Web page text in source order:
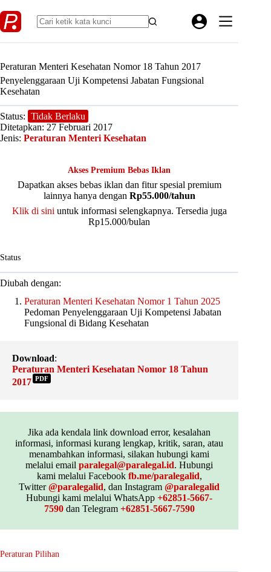
to
content
Peraturan Menteri Kesehatan Nomor 18 Tahun 2017
Penyelenggaraan Uji Kompetensi Jabatan Fungsional
Kesehatan
Status: Tidak Berlaku
Ditetapkan: 27 Februari 2017
Jenis: Peraturan Menteri Kesehatan
Akses Premium Bebas Iklan
Dapatkan akses bebas iklan dan fitur spesial premium
lainnya hanya dengan Rp55.000/tahun
Klik di sini untuk informasi selengkapnya. Tersedia juga
Rp15.000/bulan
Status
Diubah dengan:
Peraturan Menteri Kesehatan Nomor 1 Tahun 2025
Pedoman Penyelenggaraan Uji Kompetensi Jabatan
Fungsional di Bidang Kesehatan
Download:
Peraturan Menteri Kesehatan Nomor 18 Tahun
2017 PDF
Jika ada kendala link download error, kesalahan
informasi, informasi kurang lengkap, kritik, saran, atau
menambahkan informasi, silakan hubungi kami
melalui emailparalegal@paralegal.id. Hubungi
kami melalui Facebook fb.me/paralegalid,
Twitter@paralegalid, dan Instagram@paralegalid
Hubungi kami melalui WhatsApp+62851-5667-
7590dan Telegram +62851-5667-7590
Peraturan Pilihan